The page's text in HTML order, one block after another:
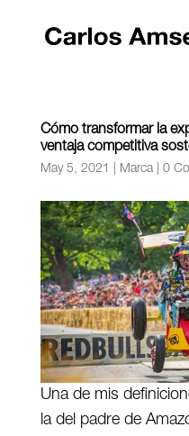
Cómo transformar la
ventaja competitiva
May 5, 2021 Marca| 0
Una de mis
la del padre de